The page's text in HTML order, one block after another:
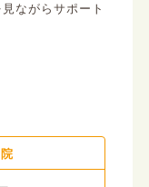
ながらサポート